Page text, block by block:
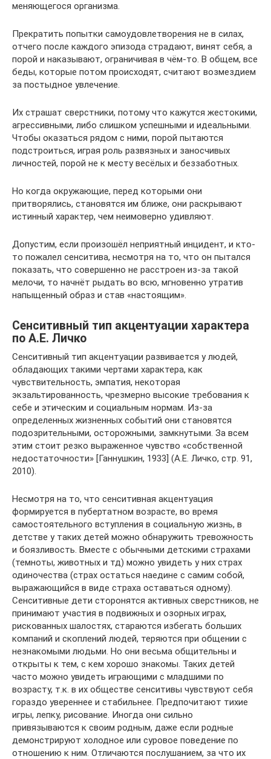
меняющегося организма.
Прекратить попытки самоудовлетворения не в силах,
отчего после каждого эпизода страдают, винят себя, а
порой и наказывают, ограничивая в чём-то. В общем, все
беды, которые потом происходят, считают возмездием
за постыдное увлечение.
Их страшат сверстники, потому что кажутся жестокими,
агрессивными, либо слишком успешными и идеальными.
Чтобы оказаться рядом с ними, порой пытаются
подстроиться, играя роль развязных и заносчивых
личностей, порой не к месту весёлых и беззаботных.
Но когда окружающие, перед которыми они
притворялись, становятся им ближе, они раскрывают
истинный характер, чем неимоверно удивляют.
Допустим, если произошёл неприятный инцидент, и кто-
то пожалел сенситива, несмотря на то, что он пытался
показать, что совершенно не расстроен из-за такой
мелочи, то начнёт рыдать во всю, мгновенно утратив
напыщенный образ и став «настоящим».
Сенситивный тип акцентуации характера
по А.Е. Личко
Сенситивный тип акцентуации развивается у людей,
обладающих такими чертами характера, как
чувствительность, эмпатия, некоторая
экзальтированность, чрезмерно высокие требования к
себе и этическим и социальным нормам. Из-за
определенных жизненных событий они становятся
подозрительными, осторожными, замкнутыми. За всем
этим стоит резко выраженное чувство «собственной
недостаточности» [Ганнушкин, 1933] (А.Е. Личко, стр. 91,
2010).
Несмотря на то, что сенситивная акцентуация
формируется в пубертатном возрасте, во время
самостоятельного вступления в социальную жизнь, в
детстве у таких детей можно обнаружить тревожность
и боязливость. Вместе с обычными детскими страхами
(темноты, животных и тд) можно увидеть у них страх
одиночества (страх остаться наедине с самим собой,
выражающийся в виде страха оставаться одному).
Сенситивные дети сторонятся активных сверстников, не
принимают участия в подвижных и озорных играх,
рискованных шалостях, стараются избегать больших
компаний и скоплений людей, теряются при общении с
незнакомыми людьми. Но они весьма общительны и
открыты к тем, с кем хорошо знакомы. Таких детей
часто можно увидеть играющими с младшими по
возрасту, т.к. в их обществе сенситивы чувствуют себя
гораздо увереннее и стабильнее. Предпочитают тихие
игры, лепку, рисование. Иногда они сильно
привязываются к своим родным, даже если родные
демонстрируют холодное или суровое поведение по
отношению к ним. Отличаются послушанием, за что их